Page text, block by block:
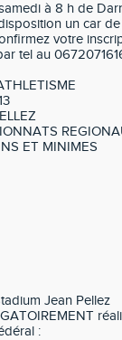
à 8 h de
un car
votre
tel au
ET MINIMES
Jean Pellez
: